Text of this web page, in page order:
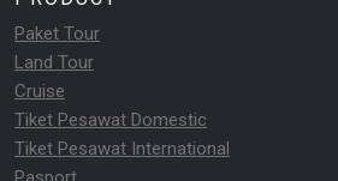
Paket Tour
Land Tour
Cruise
Tiket Pesawat Domestic
Tiket Pesawat International